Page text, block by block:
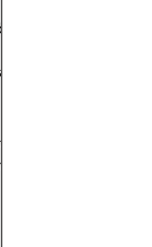
los equipos y
y momentos
los aficionados
en las
según tus
si das muchos